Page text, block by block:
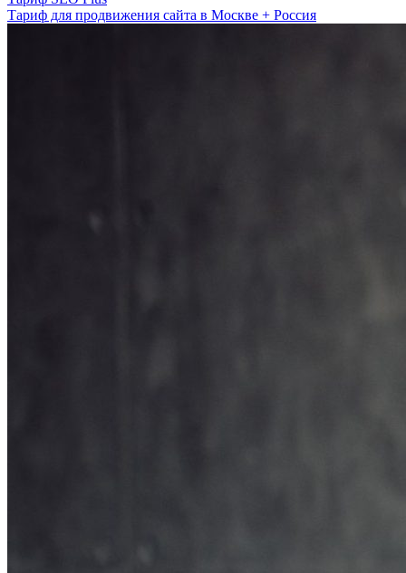
Тариф для продвижения сайта в Москве + Россия